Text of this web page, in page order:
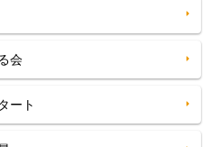
会
ート